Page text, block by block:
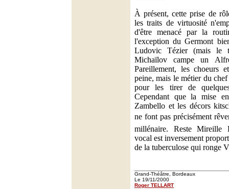
À présent, cette prise de
les traits de virtuosité
d'être menacé par la
l'exception du Germont
Ludovic Tézier (mais le
Michaïlov campe un
Pareillement, les choeurs
peine, mais le métier du
pour les tirer de
Cependant que la mise
Zambello et les décors
ne font pas précisément
millénaire. Reste Mireille
vocal est inversement
de la tuberculose qui ronge
Grand-Théâtre, Bordeaux
Le 19/11/2000
Roger TELLART